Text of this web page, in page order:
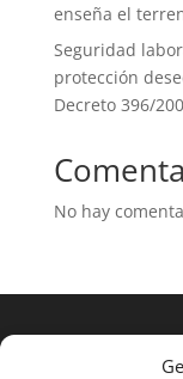
enseña el
Seguridad
protección
Decreto 396/
No hay